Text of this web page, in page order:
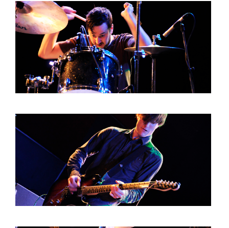
MARTSEN HUT
ARSEN TSKHAY
ERYN BOSMA
ESTHER
ELINE KAMMINGA
KAREN SAAMAN
ARNOUD HEIKENS